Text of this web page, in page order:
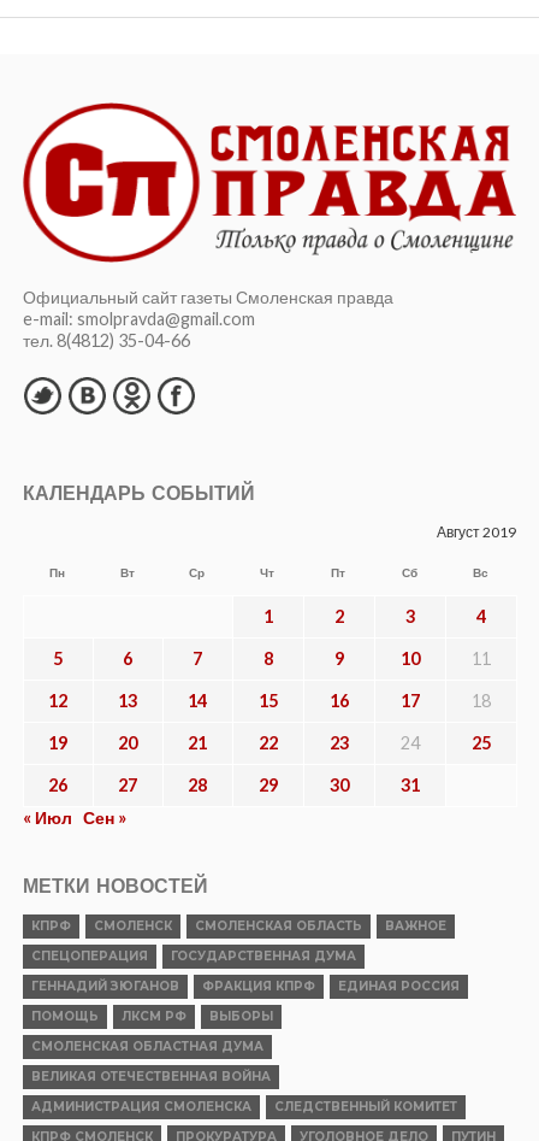
Официальный сайт газеты Смоленская правда
e-mail: smolpravda@gmail.com
тел. 8(4812) 35-04-66
КАЛЕНДАРЬ СОБЫТИЙ
Август 2019
Пн Вт Ср Чт Пт Сб Вс
1 2 3 4
5 6 7 8 9 10 11
12 13 14 15 16 17 18
19 20 21 22 23 24 25
26 27 28 29 30
31
« Июл Сен »
МЕТКИ НОВОСТЕЙ
КПРФ СМОЛЕНСК СМОЛЕНСКАЯ ОБЛАСТЬ
ВАЖНОЕ
СПЕЦОПЕРАЦИЯ
ГОСУДАРСТВЕННАЯ ДУМА
ГЕННАДИЙ ЗЮГАНОВ
ФРАКЦИЯ КПРФ
ЕДИНАЯ РОССИЯ
ПОМОЩЬ
ЛКСМ РФ
ВЫБОРЫ
СМОЛЕНСКАЯ ОБЛАСТНАЯ ДУМА
ВЕЛИКАЯ ОТЕЧЕСТВЕННАЯ ВОЙНА
АДМИНИСТРАЦИЯ СМОЛЕНСКА
СЛЕДСТВЕННЫЙ КОМИТЕТ
КПРФ СМОЛЕНСК
ПРОКУРАТУРА УГОЛОВНОЕ ДЕЛО ПУТИН